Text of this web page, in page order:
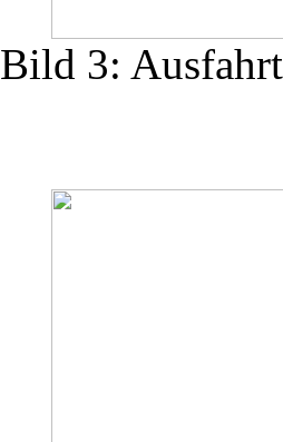
Bild 3: